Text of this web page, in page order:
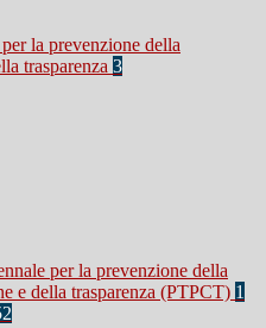
la prevenzione della
trasparenza 3
per la prevenzione della
e della trasparenza (PTPCT) 1